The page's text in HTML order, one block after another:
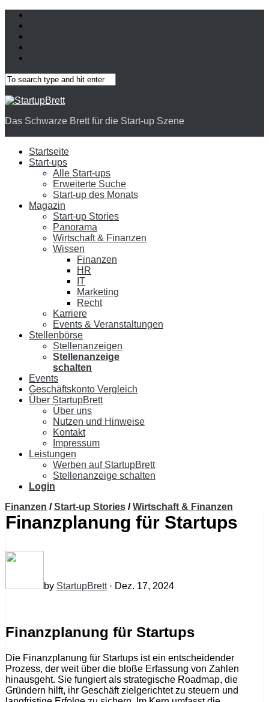
Das Schwarze Brett für die Start-up Szene
Startseite
Start-ups
Alle Start-ups
Erweiterte Suche
Start-up des Monats
Magazin
Start-up Stories
Panorama
Wirtschaft & Finanzen
Wissen
Finanzen
HR
IT
Marketing
Recht
Karriere
Events & Veranstaltungen
Stellenbörse
Stellenanzeigen
Stellenanzeige
schalten
Events
Geschäftskonto Vergleich
Über StartupBrett
Über uns
Nutzen und Hinweise
Kontakt
Impressum
Leistungen
Werben auf StartupBrett
Stellenanzeige schalten
Login
Finanzen / Start-up Stories / Wirtschaft & Finanzen
Finanzplanung für Startups
by StartupBrett· Dez. 17, 2024
Finanzplanung für Startups
Die Finanzplanung für Startups ist ein entscheidender
Prozess, der weit über die bloße Erfassung von Zahlen
hinausgeht. Sie fungiert als strategische Roadmap, die
Gründern hilft, ihr Geschäft zielgerichtet zu steuern und